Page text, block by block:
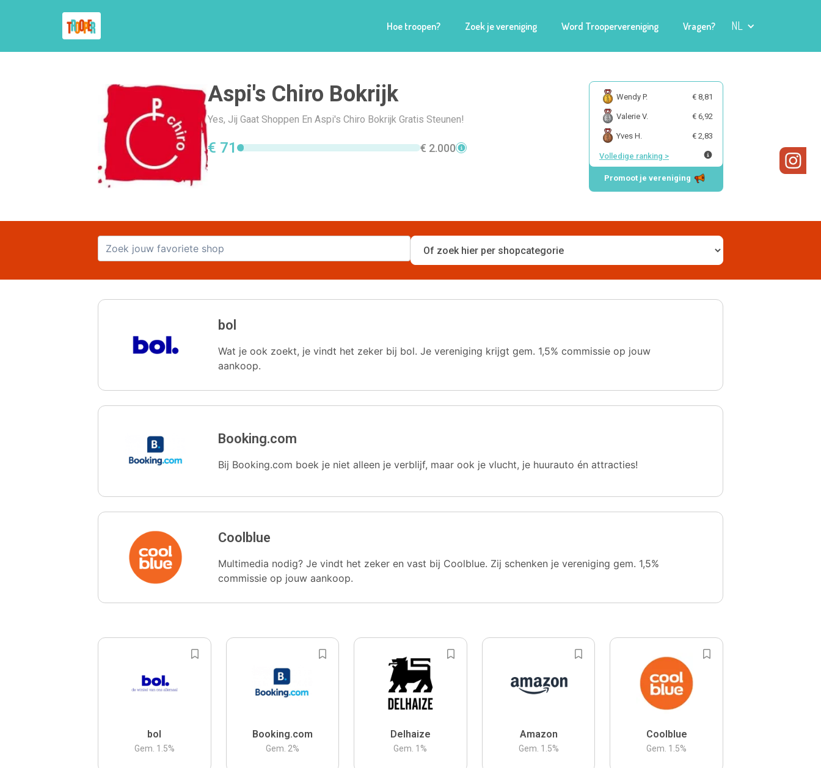
Hoe troopen? Zoek je vereniging Word Troopervereniging Vragen? NL
Aspi's Chiro Bokrijk
Yes, Jij Gaat Shoppen En Aspi's Chiro Bokrijk Gratis Steunen!
€ 71 € 2.000
Wendy P. € 8,81
Valerie V. € 6,92
Yves H. € 2,83
Volledige ranking >
Promoot je vereniging
bol
Wat je ook zoekt, je vindt het zeker bij bol. Je vereniging krijgt gem. 1,5% commissie op jouw
aankoop.
Booking.com
Bij Booking.com boek je niet alleen je verblijf, maar ook je vlucht, je huurauto én attracties!
Coolblue
Multimedia nodig? Je vindt het zeker en vast bij Coolblue. Zij schenken je vereniging gem. 1,5%
commissie op jouw aankoop.
bol
Gem. 1.5%
Booking.com
Gem. 2%
Delhaize
Gem. 1 %
Amazon
Gem. 1.5%
Coolblue
Gem. 1.5%